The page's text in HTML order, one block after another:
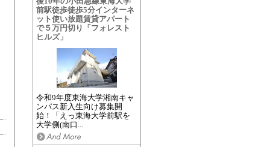
前駅徒歩徒歩5分インターネ
ット使い放題賃貸アパート
で５万円切り「フォレスト
ヒルズ」
令和9年度東海大学湘南キャ
ンパス新入生向け募集開
始！「えっ東海大学前駅を
大学側(南口...